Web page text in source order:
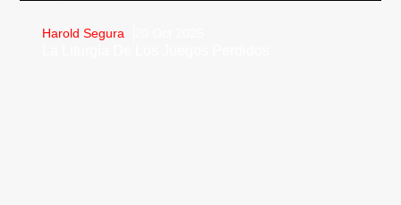
Harold Segura